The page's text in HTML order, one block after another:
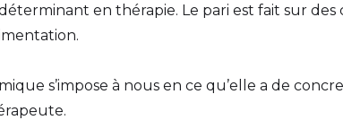
en thérapie. Le pari est fait sur
s’impose à nous en ce qu’elle a de